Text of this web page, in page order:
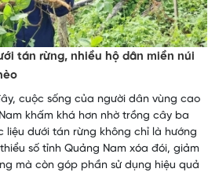
tán rừng, nhiều hộ dân miền núi
cuộc sống của người dân vùng cao
khấm khá hơn nhờ trồng cây ba
liệu dưới tán rừng không chỉ là hướng
số tỉnh Quảng Nam xóa đói, giảm
mà còn góp phần sử dụng hiệu quả